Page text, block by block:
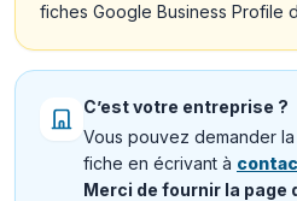
fiches Google Business Profile
C’est votre entreprise ?
Vous pouvez demander
fiche en écrivant à
Merci de fournir la page